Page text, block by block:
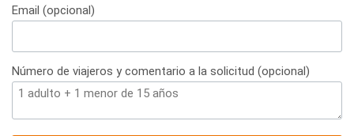
Email (opcional)
Número de viajeros y comentario a la solicitud (opcional)